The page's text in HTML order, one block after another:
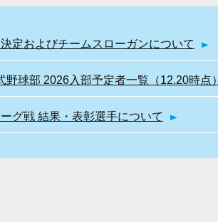
定およびチームスローガンについて
野球部 2026入部予定者一覧（12.20時点）
グ戦 結果・表彰選手について